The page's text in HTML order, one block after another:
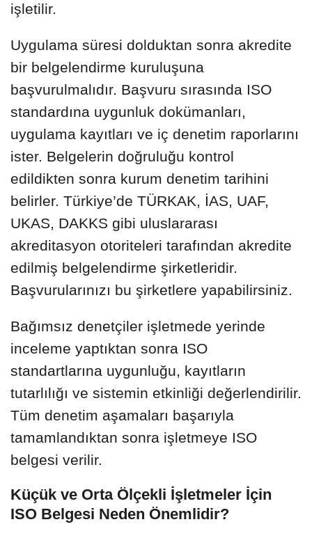
işletilir.
Uygulama süresi dolduktan sonra akredite
bir belgelendirme kuruluşuna
başvurulmalıdır. Başvuru sırasında ISO
standardına uygunluk dokümanları,
uygulama kayıtları ve iç denetim raporlarını
ister. Belgelerin doğruluğu kontrol
edildikten sonra kurum denetim tarihini
belirler. Türkiye’de TÜRKAK, İAS, UAF,
UKAS, DAKKS gibi uluslararası
akreditasyon otoriteleri tarafından akredite
edilmiş belgelendirme şirketleridir.
Başvurularınızı bu şirketlere yapabilirsiniz.
Bağımsız denetçiler işletmede yerinde
inceleme yaptıktan sonra ISO
standartlarına uygunluğu, kayıtların
tutarlılığı ve sistemin etkinliği değerlendirilir.
Tüm denetim aşamaları başarıyla
tamamlandıktan sonra işletmeye ISO
belgesi verilir.
Küçük ve Orta Ölçekli İşletmeler İçin
ISO Belgesi Neden Önemlidir?